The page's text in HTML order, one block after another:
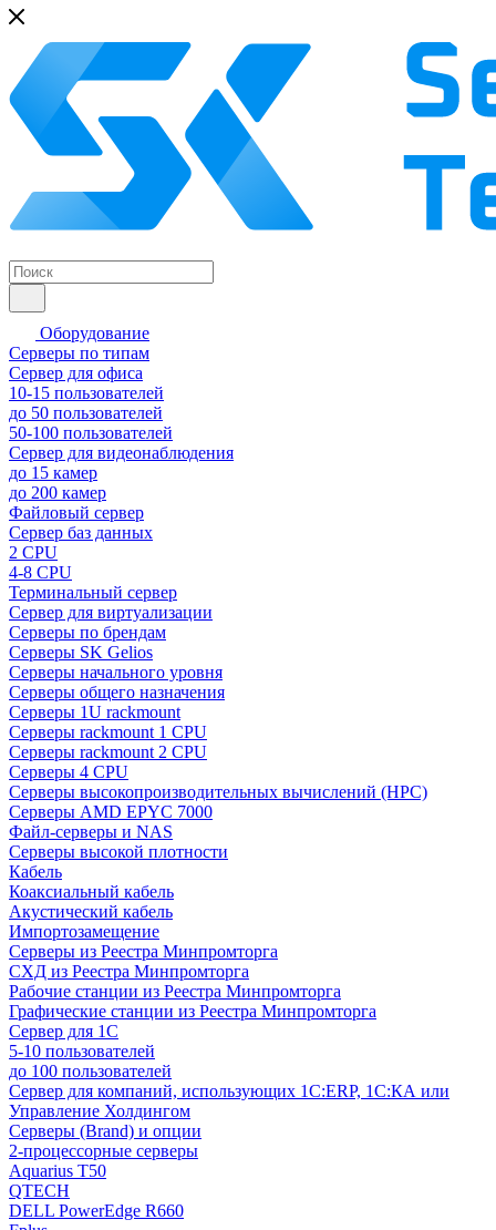
Оборудование
Серверы по типам
Сервер для офиса
10-15 пользователей
до 50 пользователей
50-100 пользователей
Сервер для видеонаблюдения
до 15 камер
до 200 камер
Файловый сервер
Сервер баз данных
2 CPU
4-8 CPU
Терминальный сервер
Сервер для виртуализации
Серверы по брендам
Серверы SK Gelios
Серверы начального уровня
Серверы общего назначения
Серверы 1U rackmount
Серверы rackmount 1 CPU
Серверы rackmount 2 CPU
Серверы 4 CPU
Серверы высокопроизводительных вычислений (HPC)
Серверы AMD EPYC 7000
Файл-серверы и NAS
Серверы высокой плотности
Кабель
Коаксиальный кабель
Акустический кабель
Импортозамещение
Серверы из Реестра Минпромторга
СХД из Реестра Минпромторга
Рабочие станции из Реестра Минпромторга
Графические станции из Реестра Минпромторга
Сервер для 1С
5-10 пользователей
до 100 пользователей
Сервер для компаний, использующих 1C:ERP, 1С:КА или
Управление Холдингом
Серверы (Brand) и опции
2-процессорные серверы
Aquarius T50
QTECH
DELL PowerEdge R660